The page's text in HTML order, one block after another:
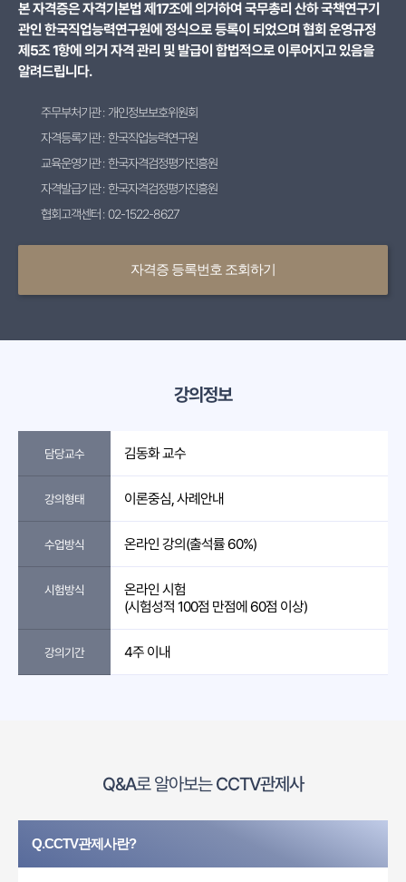
본 자격증은 자격기본법 제17조에 의거하여 국무총리 산하 국책연구기
관인 한국직업능력연구원에 정식으로 등록이 되었으며 협회 운영규정
제5조 1항에 의거 자격 관리 및 발급이 합법적으로 이루어지고 있음을
알려드립니다.
주무부처기관 : 개인정보보호위원회
자격등록기관 : 한국직업능력연구원
교육운영기관 : 한국자격검정평가진흥원
자격발급기관 : 한국자격검정평가진흥원
협회고객센터 : 02-1522-8627
자격증 등록번호 조회하기
강의정보
담당교수 김동화 교수
강의형태 이론중심, 사례안내
수업방식 온라인 강의(출석률 60%)
시험방식
온라인 시험
(시험성적 100점 만점에 60점 이상)
강의기간 4주 이내
Q&A로 알아보는CCTV관제사
Q.CCTV관제사란?